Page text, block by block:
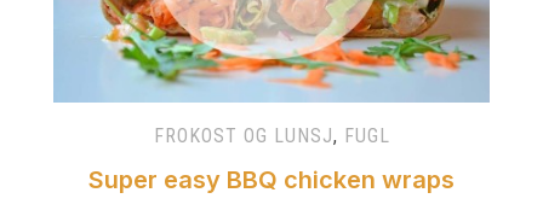
FROKOST OG LUNSJ, FUGL
Super easy BBQ chicken wraps